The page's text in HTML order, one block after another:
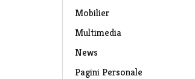
Mobilier
Multimedia
News
Pagini Personale